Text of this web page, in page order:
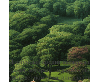
Ипотечный кредит
жилья, который позволяет
собственном доме или